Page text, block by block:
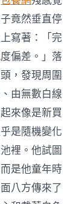
竟然垂直停
寫著：「完
偏差。」落
，發現周圍
由無數白線
來像是新買
是隨機變化
裡。他試圖
是他童年時
八方傳來了